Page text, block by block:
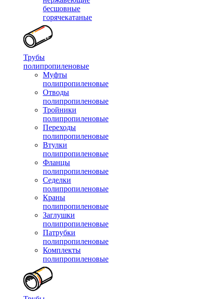
бесшовные
горячекатаные
Трубы
полипропиленовые
Муфты
полипропиленовые
Отводы
полипропиленовые
Тройники
полипропиленовые
Переходы
полипропиленовые
Втулки
полипропиленовые
Фланцы
полипропиленовые
Седелки
полипропиленовые
Краны
полипропиленовые
Заглушки
полипропиленовые
Патрубки
полипропиленовые
Комплекты
полипропиленовые